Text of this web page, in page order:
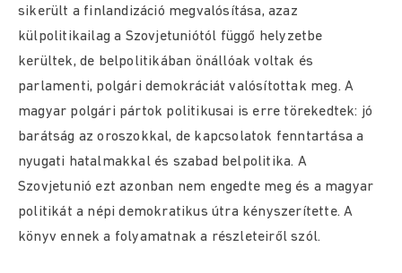
sikerült a finlandizáció megvalósítása, azaz
külpolitikailag a Szovjetuniótól függő helyzetbe
kerültek, de belpolitikában önállóak voltak és
parlamenti, polgári demokráciát valósítottak meg. A
magyar polgári pártok politikusai is erre törekedtek: jó
barátság az oroszokkal, de kapcsolatok fenntartása a
nyugati hatalmakkal és szabad belpolitika. A
Szovjetunió ezt azonban nem engedte meg és a magyar
politikát a népi demokratikus útra kényszerítette. A
könyv ennek a folyamatnak a részleteiről szól.